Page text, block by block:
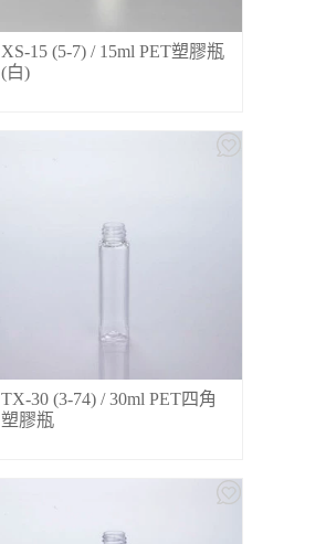
XS-15 (5-7) / 15ml PET塑膠瓶
(白)
TX-30 (3-74) / 30ml PET四角
塑膠瓶